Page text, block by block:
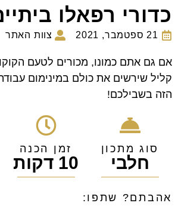
כדורי רפאלו
21 ספטמבר, 2021 צוות האתר
אם גם אתם כמונו, מכורים לטעם
קליל שירשים את כולם במינימום
הזה בשבילכם!
סוג מתכון
חלבי
זמן הכנה
10 דקות
אהבתם? שתפו: